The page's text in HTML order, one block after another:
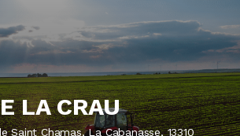
LA CRAU
Saint Chamas, La Cabanasse, 13310